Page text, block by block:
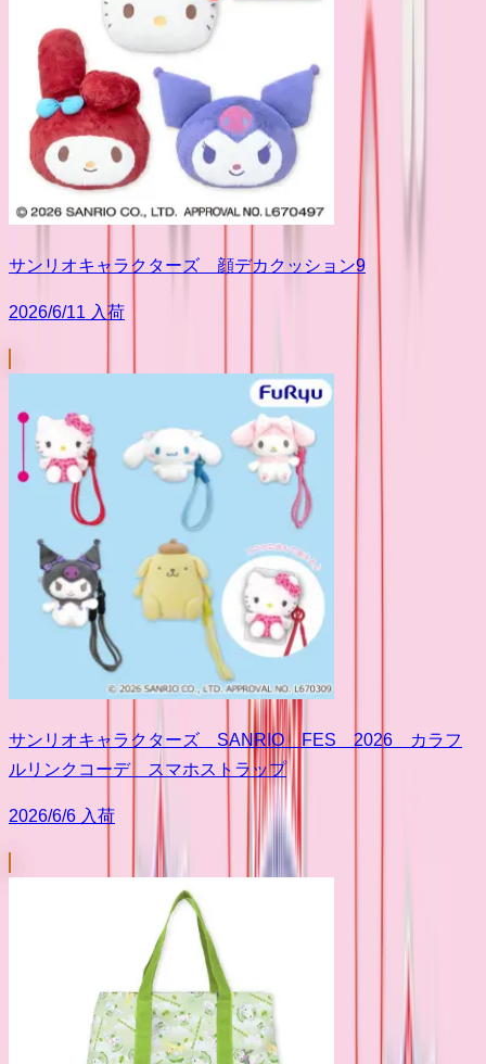
サンリオキャラクターズ 顔デカクッション9
2026/6/11 入荷
サンリオキャラクターズ SANRIO FES 2026 カラフ
ルリンクコーデ スマホストラップ
2026/6/6 入荷